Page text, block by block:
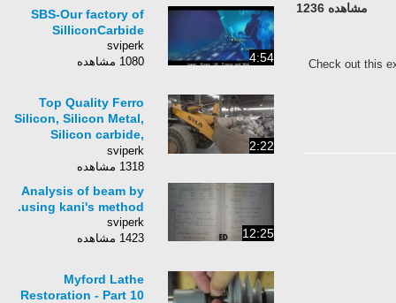
مشاهده 1236
Check out this
4:54
SBS-Our factory of
SilliconCarbide
sviperk
1080 مشاهده
2:22
Top Quality Ferro
Silicon, Silicon Metal,
Silicon carbide,
reliable supplier
Factory Video
sviperk
1318 مشاهده
12:25
Analysis of beam by
using kani's method.
sviperk
1423 مشاهده
Myford Lathe
Restoration - Part 10